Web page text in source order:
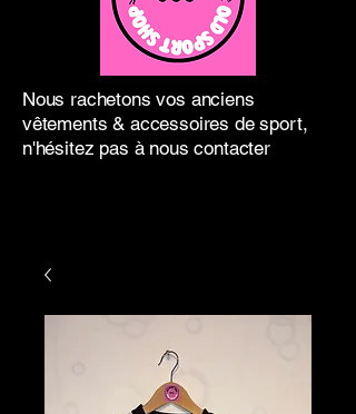
Nous rachetons vos anciens
vêtements & accessoires de sport,
n'hésitez pas à nous contacter